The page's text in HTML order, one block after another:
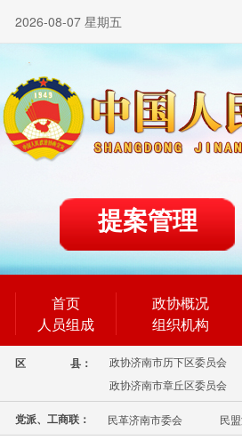
2026-08-07 星期五
提案管理
首页
人员组成
政协概况
组织机构
区 县： 政协济南市历下区委员会
政协济南市章丘区委员会
党派、工商联： 民革济南市委会 民